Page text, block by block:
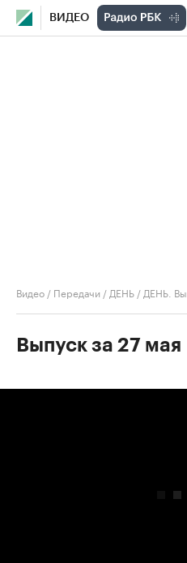
ВИДЕО
Видео / Передачи / ДЕНЬ / ДЕНЬ.
Выпуск за 27 мая